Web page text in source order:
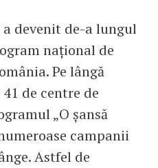
a devenit de-a lungul
național de
Pe lângă
de centre de
„O șansă
campanii
Astfel de